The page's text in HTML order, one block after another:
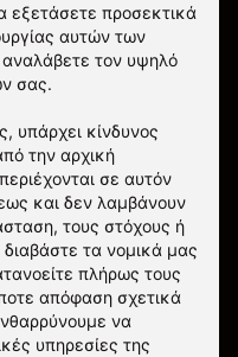
εξετάσετε προσεκτικά
αυτών των
τον υψηλό
σας.
υπάρχει κίνδυνος
την αρχική
σε αυτόν
και δεν λαμβάνουν
τους στόχους ή
τα νομικά μας
πλήρως τους
απόφαση σχετικά
να
υπηρεσίες της